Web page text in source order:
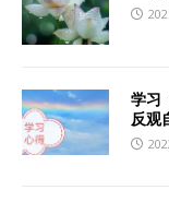
学习
反观